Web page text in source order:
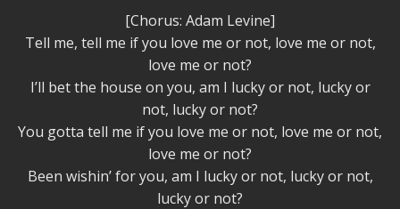
[Chorus: Adam Levine]
Tell me, tell me if you love me or not, love me or not,
love me or not?
I’ll bet the house on you, am I lucky or not, lucky or
not, lucky or not?
You gotta tell me if you love me or not, love me or not,
love me or not?
Been wishin’ for you, am I lucky or not, lucky or not,
lucky or not?